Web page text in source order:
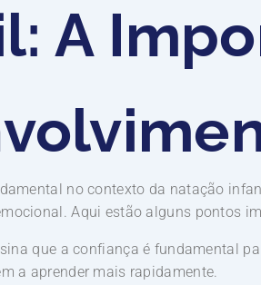
A
no contexto da natação
Aqui estão alguns pontos
que a confiança é fundamental
a aprender mais rapidamente.